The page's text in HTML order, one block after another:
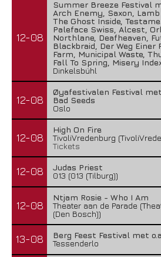
12-08
Summer Breeze Festival
Arch Enemy, Saxon, Lamb
The Ghost Inside,
Paleface Swiss, Alcest,
Northlane, Deafheaven,
Blackbraid, Der Weg Einer
Farm, Municipal Waste,
Fall To Spring, Misery
Dinkelsbühl
12-08
Øyafestivalen Festival met
Bad Seeds
Oslo
12-08
High On Fire
TivoliVredenburg
Tickets
12-08
Judas Priest
013 (013 (Tilburg))
12-08
Ntjam Rosie - Who I Am
Theater aan de Parade
(Den Bosch))
13-08
Berg Feest Festival met
Tessenderlo